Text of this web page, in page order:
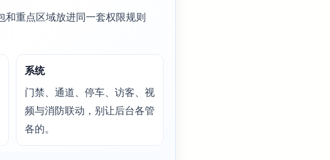
重点区域放进同一套权限规则
系统
门禁、通道、停车、访客、视
频与消防联动，别让后台各管
各的。